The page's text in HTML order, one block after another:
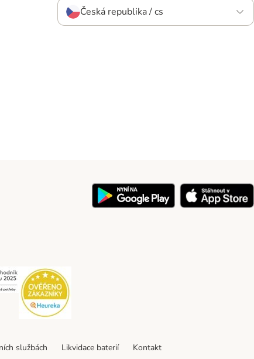
Česká republika / cs
Security
službách Likvidace baterií Kontakt